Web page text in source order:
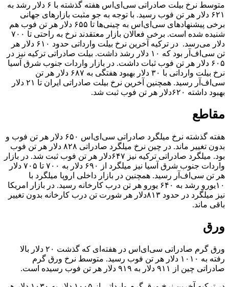
متوسط نرخ بیلت صادراتی سی‌ای‌اس هفته گذشته با ۶ دلار رشد به
۶۲۱ دلار هر تن فوب رسید. با توجه به جو مثبت بازارهای جهانی
برخی پیشنهاد‌های سی‌ای‌‌اس به چینی‌ها تا ۶۵۵ دلار هر تن فوب هم
شنیده شده است. برخی فعالان بازار معتقدند نرخ به راحتی تا ۷۰۰
دلار می‌رسد. در ترکیه آخرین نرخ بیلت وارداتی حدود ۶۱۰ دلار هر
تن سی‌اف‌آر بود که ۱۰ دلار رشد داشت. بیلت صادراتی ترکیه نیز در
۶۰۵ دلار هر تن فوب ثبات داشت. در بازار واردات جنوب شرق آسیا
نرخ بیلت وارداتی با ۳۰ دلار بهبود هفتگی به ۶۸۷ دلار هر تن
سی‌اف‌آر رسید. همچنین آخرین نرخ بیلت صادراتی ایران تا ۲۱ دلار
بهبود داشته ۶۲۰دلار هر تن فوب ثبت شد.
مقاطع
هفته گذشته نرخ میلگرد صادراتی سی‌ای‌اس ۶۵۰ دلار هر تن فوب و
بدون تغییر ماند. در چین نرخ میلگرد صادراتی ۸۲۸ دلار هر تن فوب
بود. میلگرد صادراتی ترکیه نیز ۶۴۷دلار هر تن فوب ثبت شد. در بازار
واردات جنوب شرق آسیا نیز میلگرد از ۶۹۰ دلار به ۷۰۰ تا ۷۰۵ دلار
هر تن سی‌اف‌آر رسید. همچنین در بازار داخلی اروپا میلگرد با
۱۰یورو رشد به ۶۴۰ یورو هر تن درب کارخانه رسید. در بازار امریکا
نیز میلگرد در حدود ۸۱۳دلار هر شورت تن درب کارخانه بدون تغییر
باقی ماند.
ورق
ورق گرم صادراتی سی‌ای‌اس در هفته‌ای که گذشت ۲۰ دلار بالا
رفته به ۱۰۱۰ دلار هر تن فوب رسید. متوسط نرخ ورق گرم
صادراتی چین از ۹۱۱ دلار به ۹۱۹ دلار هر تن فوب رسیده است.